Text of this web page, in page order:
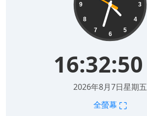
3
4
5
6
7
8
9
16:32:51
2026年8月7日星期五
全螢幕 ⛶